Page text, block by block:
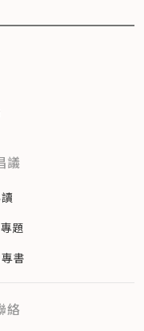
議
題
書
絡